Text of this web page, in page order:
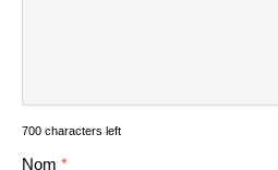
700 characters left
Nom *